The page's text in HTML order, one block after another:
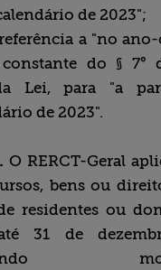
de 2023";
a "no
constante do § 7°
Lei, para "a
de 2023".
O RERCT-Geral
bens ou
residentes ou
31 de